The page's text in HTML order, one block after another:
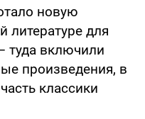
новую
литературе для
туда включили
произведения, в
классики